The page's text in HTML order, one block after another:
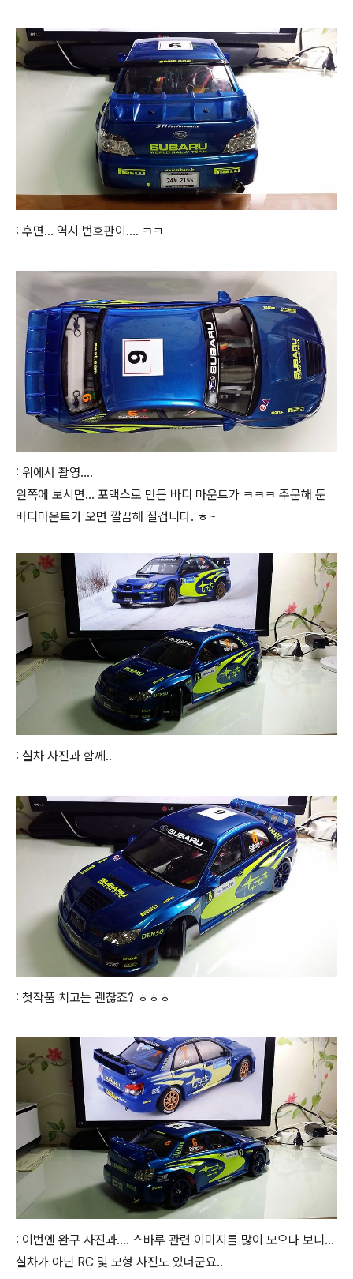
: 후면... 역시 번호판이.... ㅋㅋ
: 위에서 촬영....
왼쪽에 보시면... 포맥스로 만든 바디 마운트가 ㅋㅋㅋ 주문해 둔
바디마운트가 오면 깔끔해 질겁니다. ㅎ~
: 실차 사진과 함께..
: 첫작품 치고는 괜찮죠? ㅎㅎㅎ
: 이번엔 완구 사진과.... 스바루 관련 이미지를 많이 모으다 보니...
실차가 아닌 RC 및 모형 사진도 있더군요..